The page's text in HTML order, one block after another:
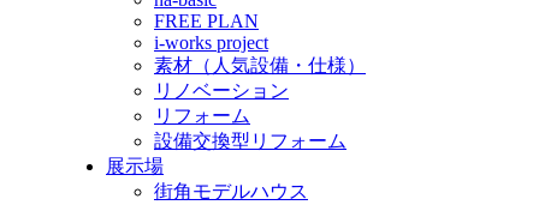
FREE PLAN
i-works project
素材（人気設備・仕様）
リノベーション
リフォーム
設備交換型リフォーム
展示場
街角モデルハウス